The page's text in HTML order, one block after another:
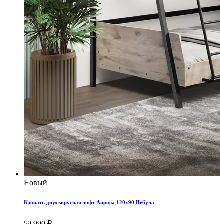
Новый
Кровать двухъярусная лофт Аврора 120x90 Небула